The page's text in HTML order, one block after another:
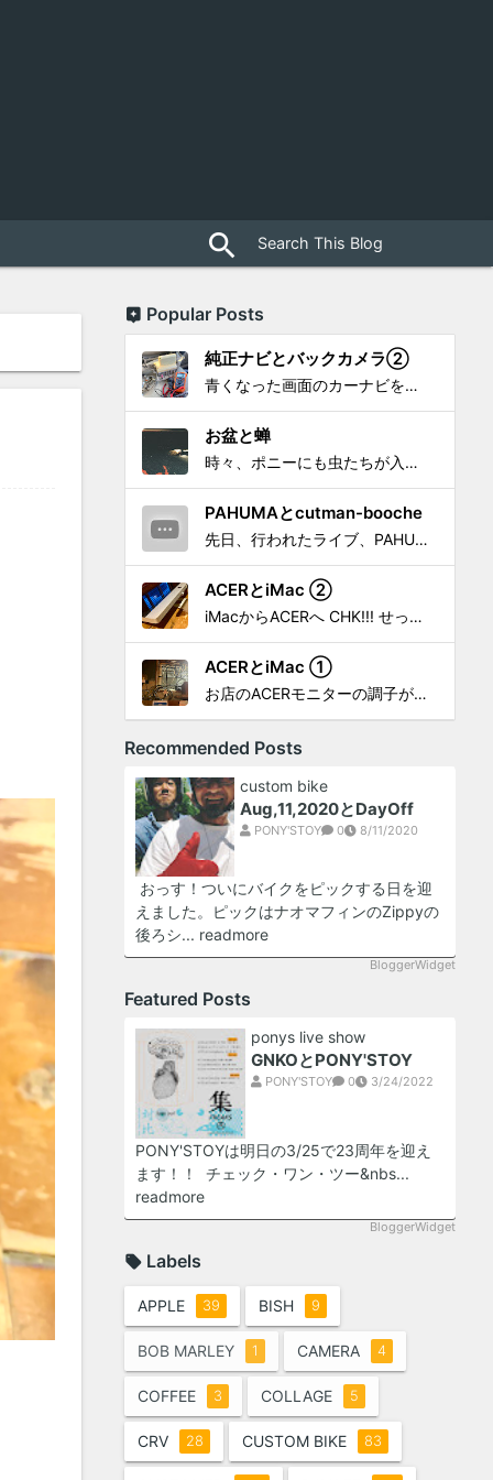
search
Popular Posts
純正ナビとバックカメラ②
青くなった画面のカーナビをポン付で簡単に交換、出来ると思っていたら意外と闇多め!!!なDAY①から続く今回は、DAY②。 テスターで調べてみたのだが、結果的にバックカメラからナビ裏まで来てる、配線を見つけることが出来なかった前回。気付けば闇w。 さてさて、この頃のDVDナビ的なT...
お盆と蝉
時々、ポニーにも虫たちが入ってきます。 特にお盆の頃はどの虫かと気になり探してしまう。 今まではキリギリスやすいっちょん、今思えば今年は蝉だったのかな。
PAHUMAとcutman-booche
先日、行われたライブ、PAHUMA a.k.a 金 佑龍 at PONY'STOYから〜 cutman-booche時代の楽曲「立ち上がれ」を映像化させてもらいました。 茅ヶ崎の名店 FROGGIES〜さんで ウリョンはマンススリー・ライブを行っています！ そのライブでウ...
ACERとiMac ②
iMacからACERへ CHK!!! せっかく設置したんだけど〜 画面が真っ暗じゃしょうがないわな。 元のACERモニターを再度、設置🔥 画面のチラツキ、乱れなど不具合、多めですが 見れないより良い。 iMacへ繋いだ時、疑問があった。 せっかくの解像度を生かしてないこと。 2...
ACERとiMac ①
お店のACERモニターの調子がイマイチなので魔改造したiMacと入れ替え 外は豪雨、何処へも行かない火曜。 コツコツ作業スタートです!!! CHK!!! 何年かぶりにモニターを降ろした。 配線がぐちゃぐちゃ😂 要らないケーブルなど、使っていない部材などなど片付けて、拭き掃除w。...
Recommended Posts
custom bike
Aug,11,2020とDayOff
PONY'STOY 0 8/11/2020
おっす！ついにバイクをピックする日を迎
えました。ピックはナオマフィンのZippyの
後ろシ... readmore
BloggerWidget
Featured Posts
ponys live show
GNKOとPONY'STOY
PONY'STOY 0 3/24/2022
PONY'STOYは明日の3/25で23周年を迎え
ます！！ チェック・ワン・ツー&nbs...
readmore
BloggerWidget
Labels
APPLE 39 BISH 9
BOB MARLEY 1 CAMERA 4
COFFEE 3 COLLAGE 5
CRV 28 CUSTOM BIKE 83